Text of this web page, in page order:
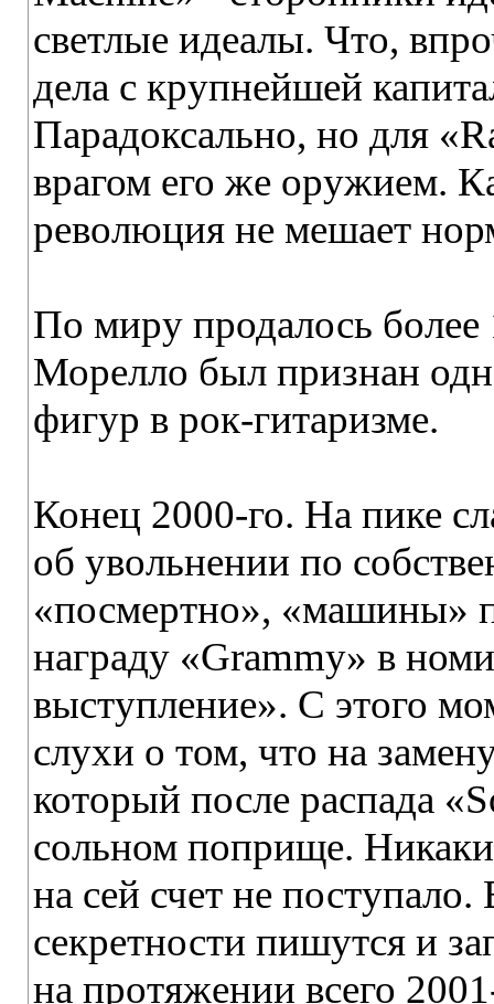
светлые идеалы. Что,
дела с крупнейшей
Парадоксально, но для
врагом его же оружием.
революция не мешает
По миру продалось
Морелло был признан
фигур в рок-гитаризме.
Конец 2000-го. На пике
об увольнении по
«посмертно», «машины»
награду «Grammy» в
выступление». С этого
слухи о том, что на
который после распада
сольном поприще.
на сей счет не
секретности пишутся и
на протяжении всего